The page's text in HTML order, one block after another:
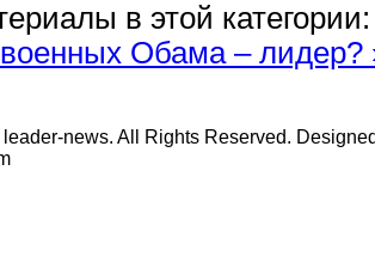
в этой категории:
Обама – лидер?
news. All Rights Reserved.